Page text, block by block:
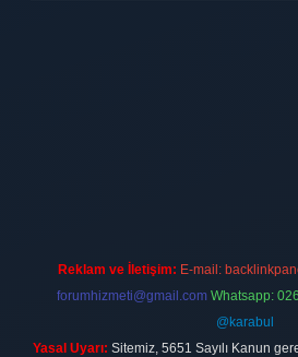
Reklam ve İletişim: E-mail:
forumhizmeti@gmail.com Whatsapp:
@karabul
Yasal Uyarı: Sitemiz, 5651 Sayılı Kanun